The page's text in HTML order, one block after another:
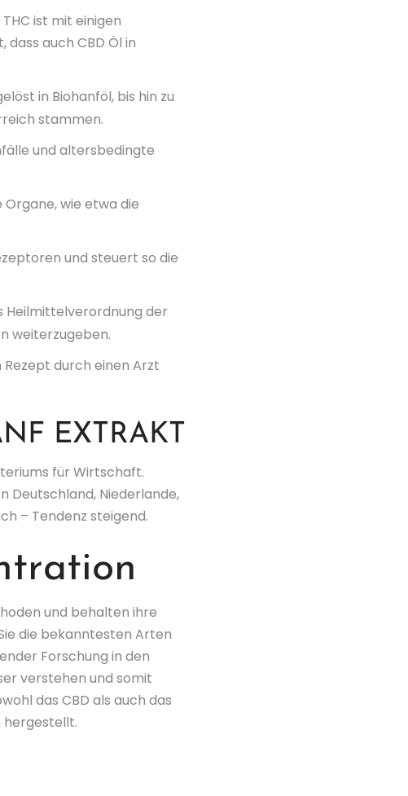
ist mit einigen
auch CBD Öl in
in Biohanföl, bis hin zu
stammen.
und altersbedingte
wie etwa die
und steuert so die
Heilmittelverordnung der
weiterzugeben.
durch einen Arzt
EXTRAKT
für Wirtschaft.
Deutschland, Niederlande,
– Tendenz steigend.
und behalten ihre
die bekanntesten Arten
Forschung in den
verstehen und somit
das CBD als auch das
hergestellt.